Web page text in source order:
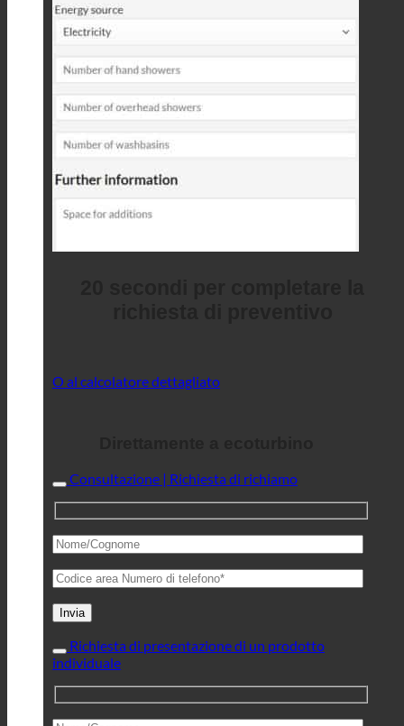
O al calcolatore dettagliato
Consultazione | Richiesta di richiamo
Richiesta di presentazione di un prodotto
individuale